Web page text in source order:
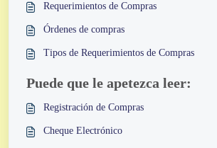
Requerimientos de Compras
Órdenes de compras
Tipos de Requerimientos de Compras
Puede que le apetezca leer:
Registración de Compras
Cheque Electrónico